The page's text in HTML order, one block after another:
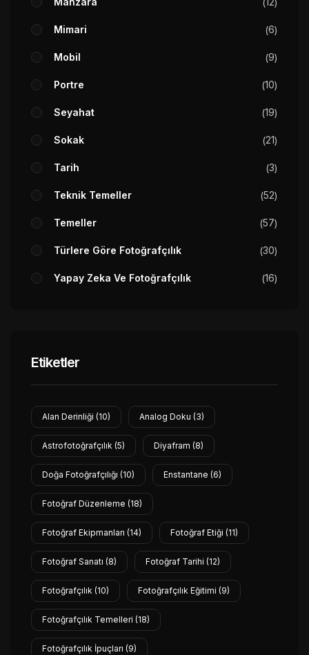
Mimari 6
Mobil 9
Portre 10
Seyahat 19
Sokak 21
Tarih 3
Teknik Temeller 52
Temeller 57
Türlere Göre Fotoğrafçılık 30
Yapay Zeka Ve Fotoğrafçılık 16
Etiketler
Alan Derinliği (10) Analog Doku (3)
Astrofotoğrafçılık (5) Diyafram (8)
Doğa Fotoğrafçılığı (10) Enstantane (6)
Fotoğraf Düzenleme (18)
Fotoğraf Ekipmanları (14) Fotoğraf Etiği (11)
Fotoğraf Sanatı (8) Fotoğraf Tarihi (12)
Fotoğrafçılık (10) Fotoğrafçılık Eğitimi (9)
Fotoğrafçılık Temelleri (18)
Fotoğrafçılık İpuçları (9)